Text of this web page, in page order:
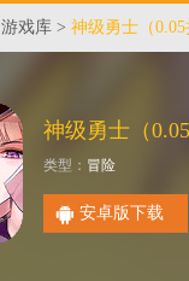
游戏库 > 神级勇士（0.05
类型： 冒险
安卓版下载